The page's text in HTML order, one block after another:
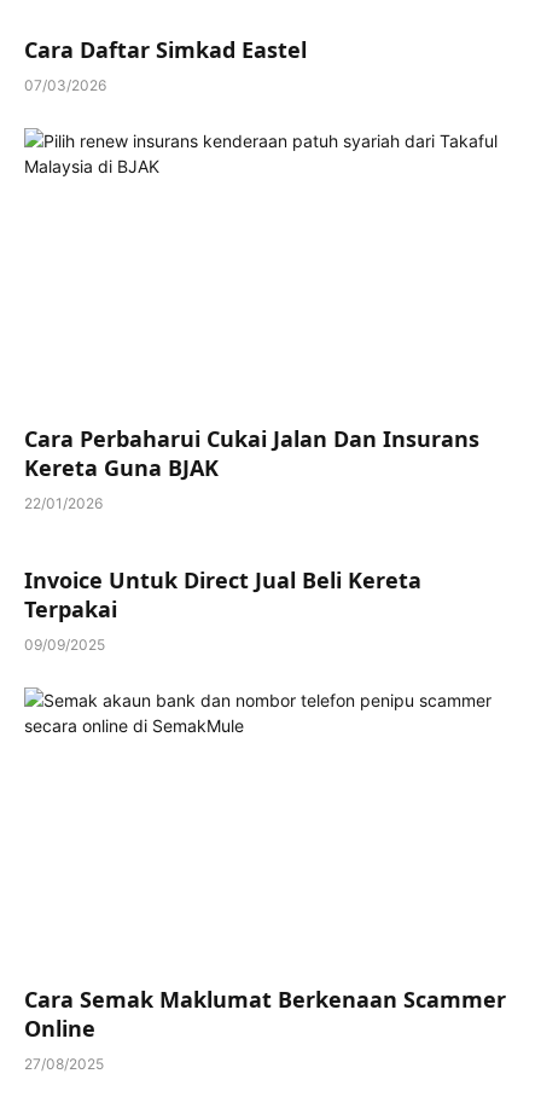
Cara Daftar Simkad Eastel
07/03/2026
Cara Perbaharui Cukai Jalan Dan Insurans
Kereta Guna BJAK
22/01/2026
Invoice Untuk Direct Jual Beli Kereta
Terpakai
09/09/2025
Cara Semak Maklumat Berkenaan Scammer
Online
27/08/2025